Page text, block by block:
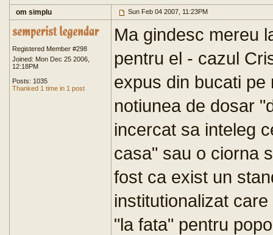
om simplu Sun Feb 04 2007, 11:23PM
Registered Member #298
Joined: Mon Dec 25 2006,
12:18PM
Posts: 1035
Thanked 1 time in 1 post
Ma gindesc mereu
pentru el - cazul
expus din bucati pe
notiunea de dosar
incercat sa inteleg
casa" sau o ciorna
fost ca exist un
institutionalizat
"la fata" pentru